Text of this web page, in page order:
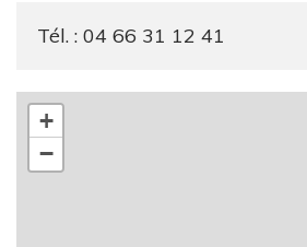
Tél. : 04 66 31 12 41
+
−